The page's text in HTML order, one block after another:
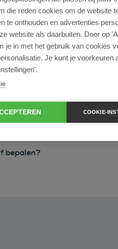
lease?
bepalen?
die reden cookies om de website
te onthouden en advertenties
website als daarbuiten. Door op
je in met het gebruik van cookies
Je kunt je voorkeuren
COOKIE-